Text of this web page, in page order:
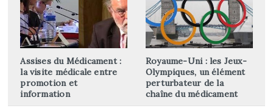
Assises du Médicament :
la visite médicale entre
promotion et
information
Royaume-Uni : les Jeux-
Olympiques, un élément
perturbateur de la
chaîne du médicament